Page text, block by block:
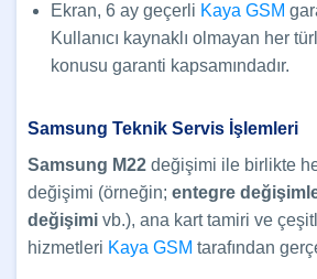
Ekran, 6 ay geçerli Kaya GSM
Kullanıcı kaynaklı olmayan her
konusu garanti kapsamındadır.
Samsung Teknik Servis İşlemleri
Samsung M22 değişimi ile birlikte
değişimi (örneğin; entegre
değişimi vb.), ana kart tamiri ve
hizmetleri Kaya GSM tarafından